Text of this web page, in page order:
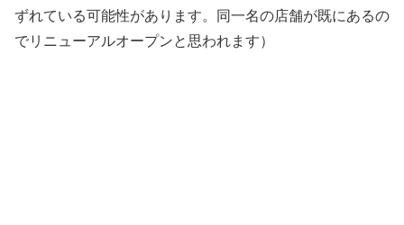
ずれている可能性があります。同一名の店舗が既にあるの
でリニューアルオープンと思われます）